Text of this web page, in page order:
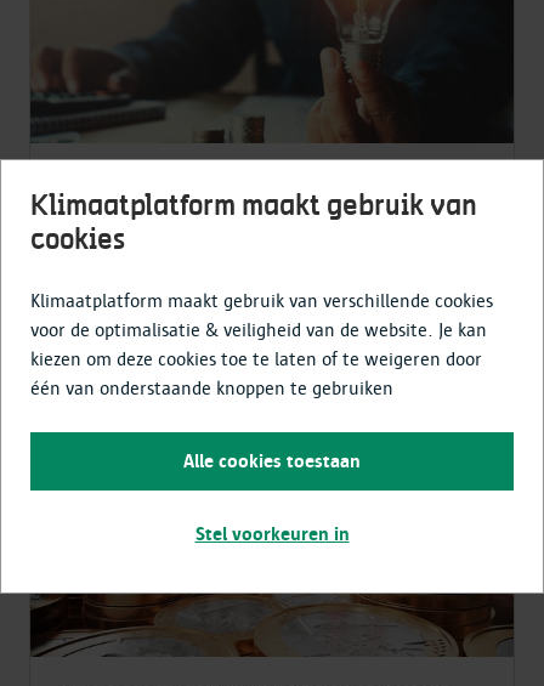
renovatievragen
Klimaatplatform maakt gebruik van
cookies
Klimaatplatform maakt gebruik van verschillende cookies
voor de optimalisatie & veiligheid van de website. Je kan
kiezen om deze cookies toe te laten of te weigeren door
één van onderstaande knoppen te gebruiken
Alle cookies toestaan
Stel voorkeuren in